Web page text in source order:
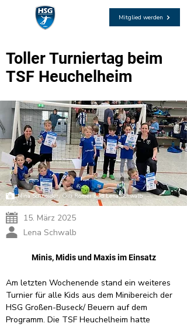
Mitglied werden
Toller Turniertag beim
TSF Heuchelheim
Nina Schneider, Olli Römer und Lena Schwalb
15. März 2025
Lena Schwalb
Minis, Midis und Maxis im Einsatz
Am letzten Wochenende stand ein weiteres
Turnier für alle Kids aus dem Minibereich der
HSG Großen-Buseck/ Beuern auf dem
Programm. Die TSF Heuchelheim hatte